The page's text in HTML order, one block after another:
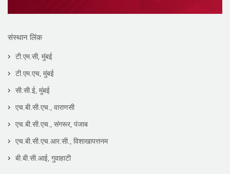
संस्थान लिंक
टी.एम.सी, मुंबई
टी.एम.एच, मुंबई
सी.सी.ई, मुंबई
एच.बी.सी.एच., वाराणसी
एच.बी.सी.एच., संगरूर, पंजाब
एच.बी.सी.एच.आर.सी., विशाखापत्तनम
बी.बी.सी.आई, गुवाहाटी